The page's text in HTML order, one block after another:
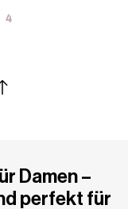
4
Damen –
perfekt für